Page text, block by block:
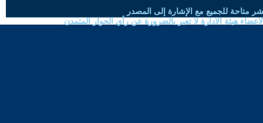
متاحة للجميع مع الإشارة إلى المصدر
هيئة الادارة لا تعبر بالضرورة عن رأي الحوار المتمدن